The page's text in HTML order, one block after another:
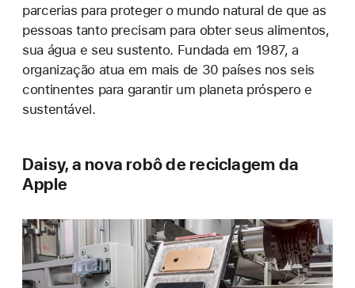
parcerias para proteger o mundo natural de que as
pessoas tanto precisam para obter seus alimentos,
sua água e seu sustento. Fundada em 1987, a
organização atua em mais de 30 países nos seis
continentes para garantir um planeta próspero e
sustentável.
Daisy, a nova robô de reciclagem da
Apple